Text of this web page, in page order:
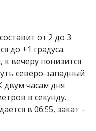
от 2 до 3
до +1 градуса.
вечеру понизится
северо-западный
двум часам дня
в секунду.
в 06:55, закат –